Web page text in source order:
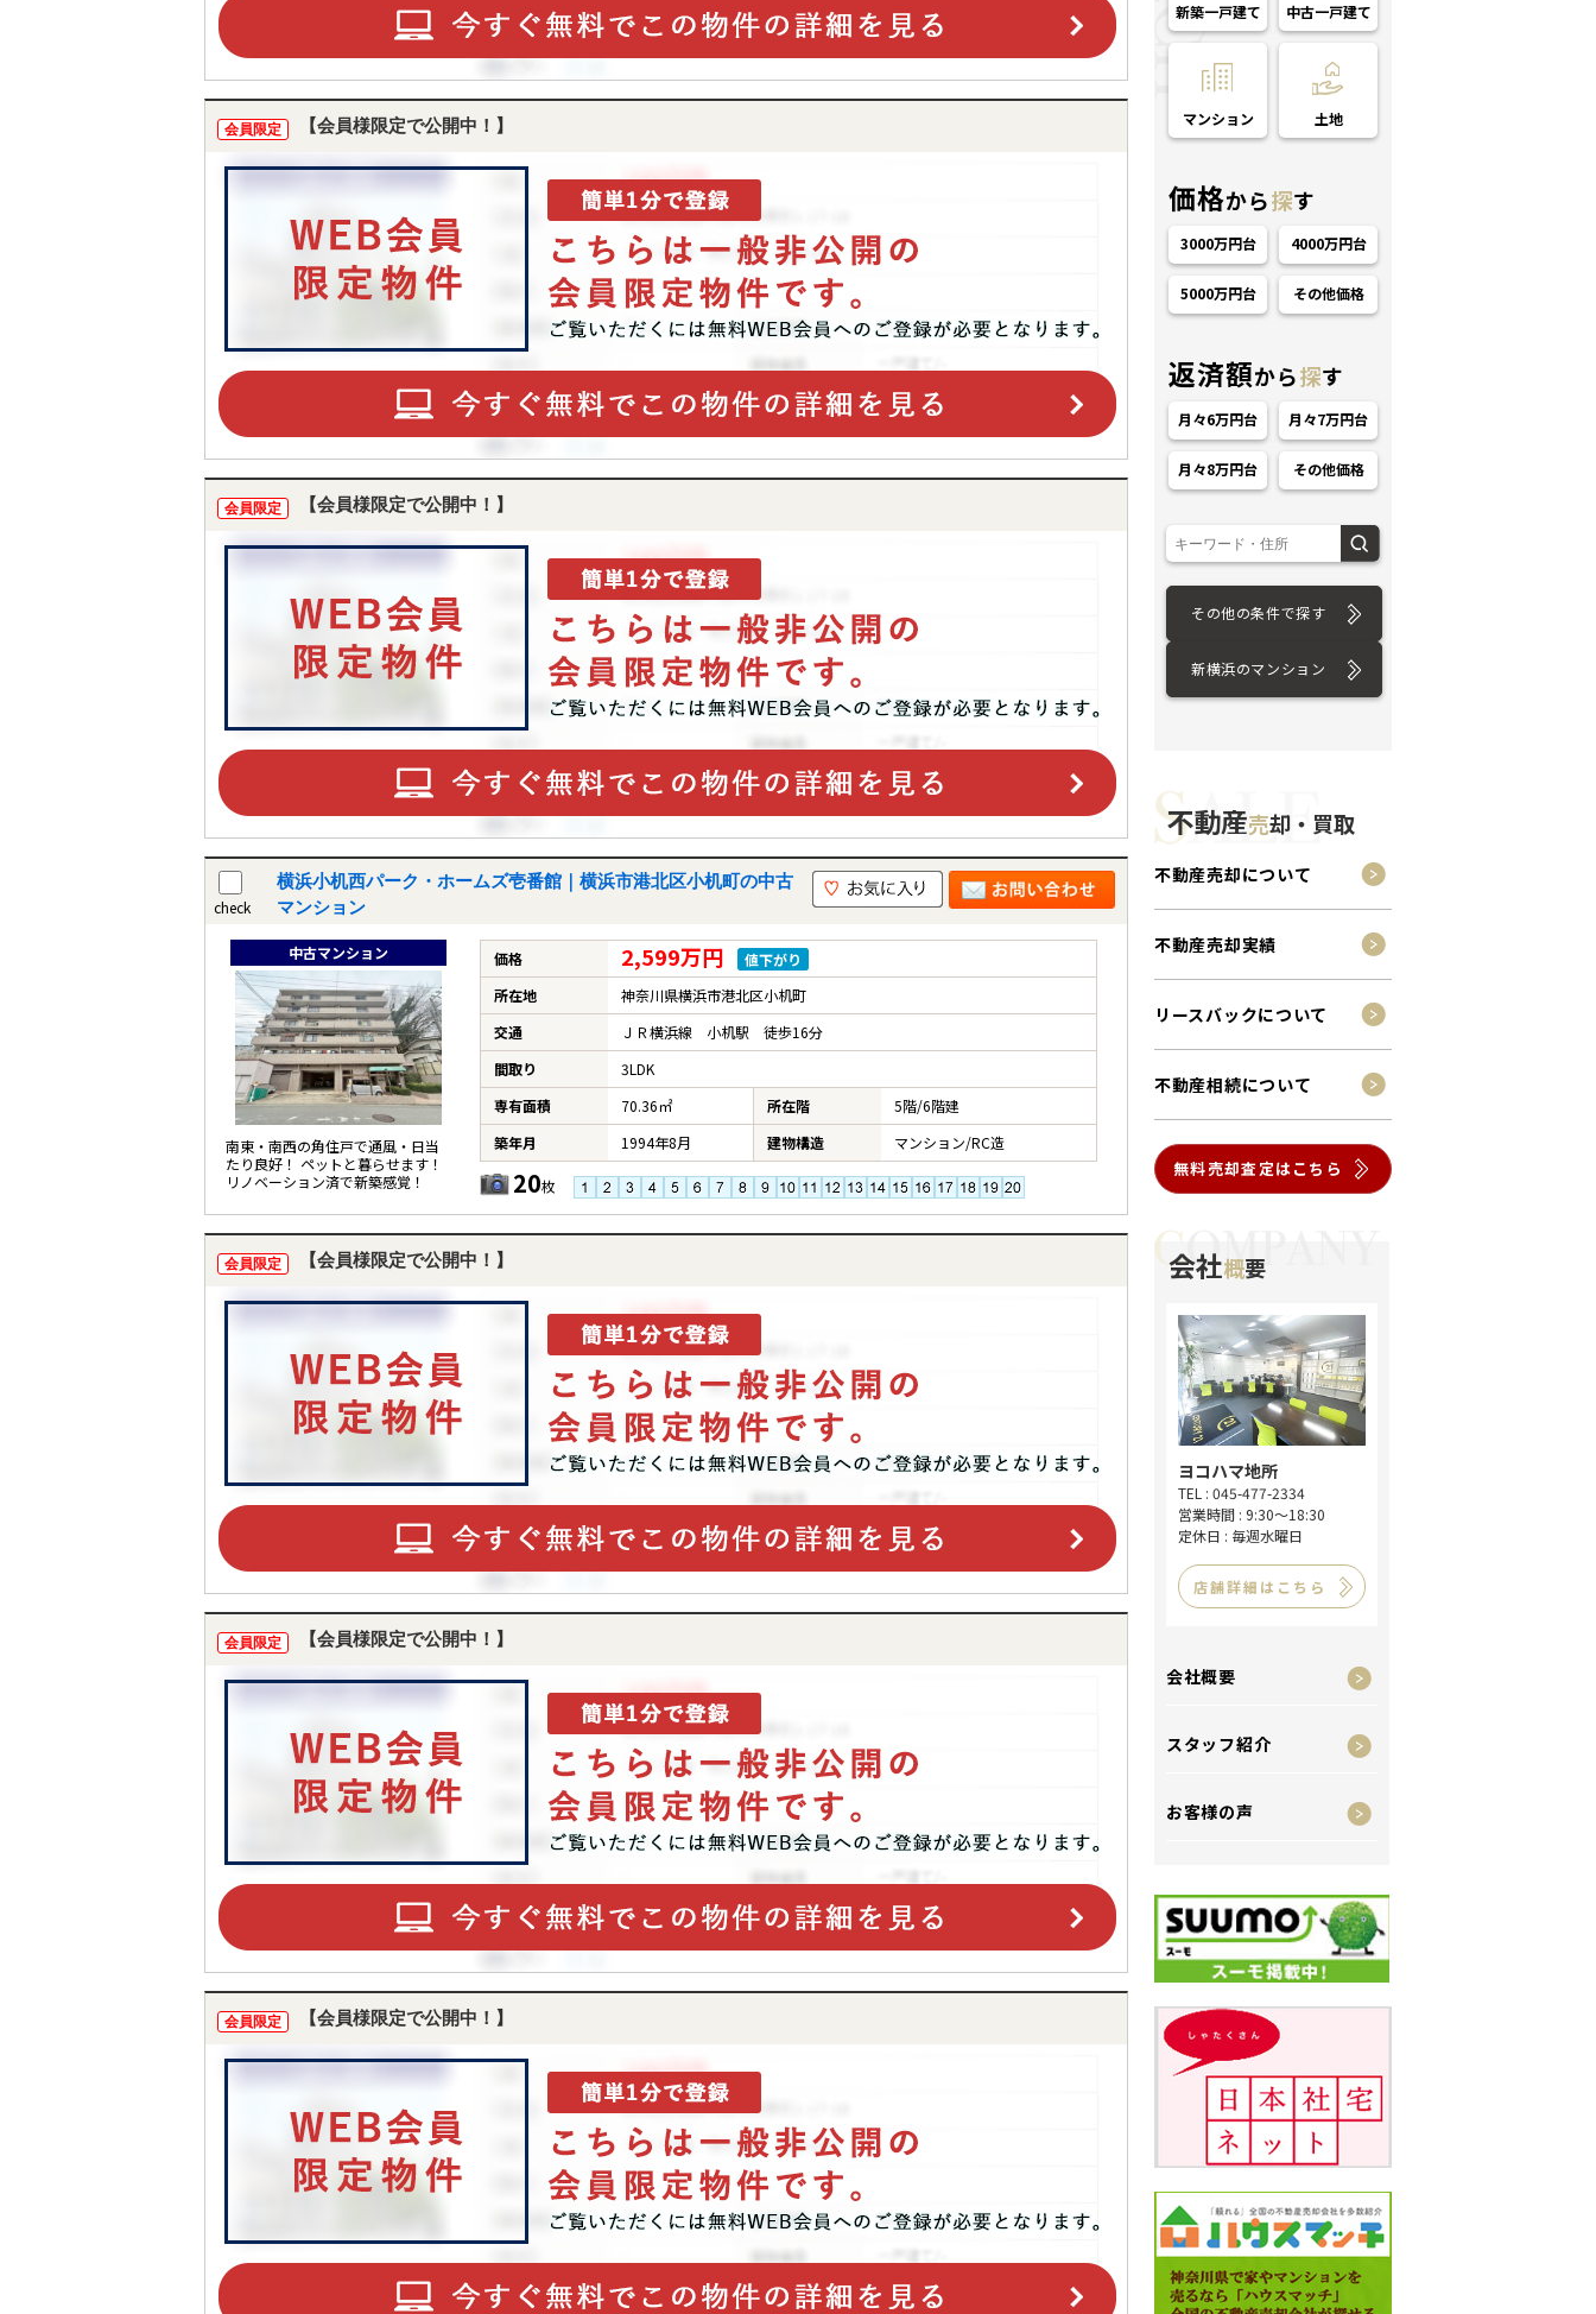
TOP
トップページ
SEARCH
新横浜のマンション
買いたい
借りたい リースバック
INHERITANCE
不動産相続
COMPANY
会社概要
STAFF
スタッフ紹介
RECRUIT
採用情報
CONTACT
お問い合わせ
会員限定 【会員様限定で公開中！】
会員限定 【会員様限定で公開中！】
check
横浜小机西パーク・ホームズ壱番館｜横浜市港北区小机町の中古
マンション
中古マンション
南東・南西の角住戸で通風・日当
たり良好！ ペットと暮らせます！
リノベーション済で新築感覚！
価格 2,599万円
値下がり
所在地
神奈川県横浜市港北区小机町
交通
ＪＲ横浜線 小机駅 徒歩16分
間取り
3LDK
専有面積
70.36㎡ 所在階
5階/6階建
築年月
1994年8月 建物構造 マンション/RC造
20枚
会員限定 【会員様限定で公開中！】
会員限定 【会員様限定で公開中！】
会員限定 【会員様限定で公開中！】
新築一戸建て 中古一戸建て
マンション 土地
価格から探す
3000万円台 4000万円台
5000万円台 その他価格
返済額から探す
月々6万円台 月々7万円台
月々8万円台 その他価格
その他の条件で探す
新横浜のマンション
不動産売却・買取
不動産売却について
不動産売却実績
リースバックについて
不動産相続について
無料売却査定はこちら
会社概要
ヨコハマ地所
TEL : 045-477-2334
営業時間 : 9:30～18:30
定休日 : 毎週水曜日
店舗詳細はこちら
会社概要
スタッフ紹介
お客様の声